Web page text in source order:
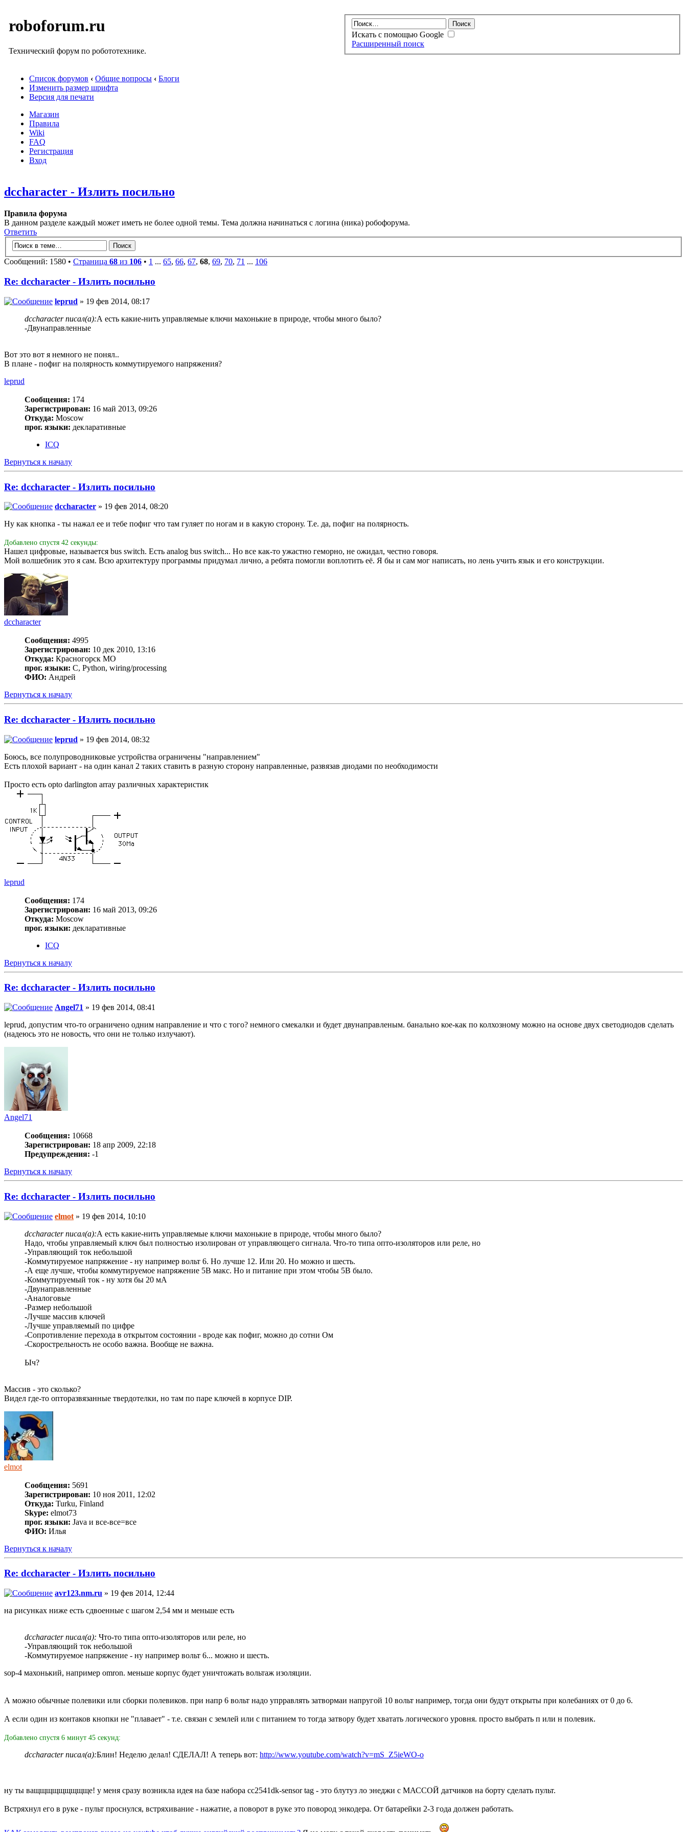
roboforum.ru
Технический форум по робототехнике.
Искать с помощью Google
Расширенный поиск
Список форумов ‹ Общие вопросы ‹ Блоги
Изменить размер шрифта
Версия для печати
Магазин
Правила
Wiki
FAQ
Регистрация
Вход
dccharacter - Излить посильно
Правила форума
В данном разделе каждый может иметь не более одной темы. Тема должна начинаться с логина (ника) робофорума.
Ответить
Сообщений: 1580 • Страница 68 из 106 • 1 ... 65, 66, 67, 68, 69, 70, 71 ... 106
Re: dccharacter - Излить посильно
leprud » 19 фев 2014, 08:17
dccharacter писал(а):А есть какие-нить управляемые ключи махонькие в природе, чтобы много было?
-Двунаправленные
Вот это вот я немного не понял..
В плане - пофиг на полярность коммутируемого напряжения?
leprud
Сообщения: 174
Зарегистрирован: 16 май 2013, 09:26
Откуда: Moscow
прог. языки: декларативные
ICQ
Вернуться к началу
Re: dccharacter - Излить посильно
dccharacter » 19 фев 2014, 08:20
Ну как кнопка - ты нажал ее и тебе пофиг что там гуляет по ногам и в какую сторону. Т.е. да, пофиг на полярность.
Добавлено спустя 42 секунды:
Нашел цифровые, называется bus switch. Есть analog bus switch... Но все как-то ужастно геморно, не ожидал, честно говоря.
Мой волшебник это я сам. Всю архитектуру программы придумал лично, а ребята помогли воплотить её. Я бы и сам мог написать, но лень учить язык и его конструкции.
dccharacter
Сообщения: 4995
Зарегистрирован: 10 дек 2010, 13:16
Откуда: Красногорск МО
прог. языки: C, Python, wiring/processing
ФИО: Андрей
Вернуться к началу
Re: dccharacter - Излить посильно
leprud » 19 фев 2014, 08:32
Боюсь, все полупроводниковые устройства ограничены "направлением"
Есть плохой вариант - на один канал 2 таких ставить в разную сторону направленные, развязав диодами по необходимости
Просто есть opto darlington array различных характеристик
leprud
Сообщения: 174
Зарегистрирован: 16 май 2013, 09:26
Откуда: Moscow
прог. языки: декларативные
ICQ
Вернуться к началу
Re: dccharacter - Излить посильно
Angel71 » 19 фев 2014, 08:41
leprud, допустим что-то ограничено одним направление и что с того? немного смекалки и будет двунаправленым. банально кое-как по колхозному можно на основе двух светодиодов сделать
(надеюсь это не новость, что они не только излучают).
Angel71
Сообщения: 10668
Зарегистрирован: 18 апр 2009, 22:18
Предупреждения: -1
Вернуться к началу
Re: dccharacter - Излить посильно
elmot » 19 фев 2014, 10:10
dccharacter писал(а):А есть какие-нить управляемые ключи махонькие в природе, чтобы много было?
Надо, чтобы управляемый ключ был полностью изолирован от управляющего сигнала. Что-то типа опто-изоляторов или реле, но
-Управляющий ток небольшой
-Коммутируемое напряжение - ну например вольт 6. Но лучше 12. Или 20. Но можно и шесть.
-А еще лучше, чтобы коммутируемое напряжение 5В макс. Но и питание при этом чтобы 5В было.
-Коммутируемый ток - ну хотя бы 20 мА
-Двунаправленные
-Аналоговые
-Размер небольшой
-Лучше массив ключей
-Лучше управляемый по цифре
-Сопротивление перехода в открытом состоянии - вроде как пофиг, можно до сотни Ом
-Скорострельность не особо важна. Вообще не важна.
Ыч?
Массив - это сколько?
Видел где-то опторазвязанные твердотелки, но там по паре ключей в корпусе DIP.
elmot
Сообщения: 5691
Зарегистрирован: 10 ноя 2011, 12:02
Откуда: Turku, Finland
Skype: elmot73
прог. языки: Java и все-все=все
ФИО: Илья
Вернуться к началу
Re: dccharacter - Излить посильно
avr123.nm.ru » 19 фев 2014, 12:44
на рисунках ниже есть сдвоенные с шагом 2,54 мм и меньше есть
dccharacter писал(а): Что-то типа опто-изоляторов или реле, но
-Управляющий ток небольшой
-Коммутируемое напряжение - ну например вольт 6... можно и шесть.
sop-4 махонький, например omron. меньше корпус будет уничтожать вольтаж изоляции.
А можно обычные полевики или сборки полевиков. при напр 6 вольт надо упрравлять затвормаи напругой 10 вольт например, тогда они будут открыты при колебаниях от 0 до 6.
А если один из контаков кнопки не "плавает" - т.е. связан с землей или с питанием то тогда затвору будет хватать логического уровня. просто выбрать п или н полевик.
Добавлено спустя 6 минут 45 секунд:
dccharacter писал(а):Блин! Неделю делал! СДЕЛАЛ! А теперь вот: http://www.youtube.com/watch?v=mS_Z5ieWO-o
ну ты ващщщщщщщщще! у меня сразу возникла идея на базе набора cc2541dk-sensor tag - это блутуз ло энеджи с МАССОЙ датчиков на борту сделать пульт.
Встряхнул его в руке - пульт проснулся, встряхивание - нажатие, а поворот в руке это повород энкодера. От батарейки 2-3 года должен работать.